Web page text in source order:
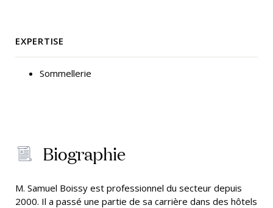
EXPERTISE
Sommellerie
Biographie
M. Samuel Boissy est professionnel du secteur depuis
2000. Il a passé une partie de sa carrière dans des hôtels